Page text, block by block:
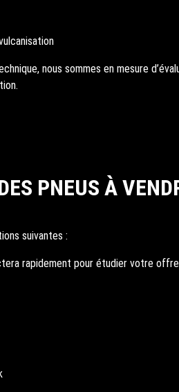
nous sommes en mesure
PNEUS À
suivantes :
rapidement pour étudier votre